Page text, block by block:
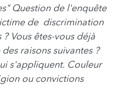
Question de l'enquête
de discrimination
Vous êtes-vous déjà
raisons suivantes ?
s'appliquent. Couleur
ou convictions